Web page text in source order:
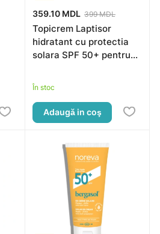
359.10 MDL 399 MDL
Topicrem Laptisor
hidratant cu protectia
solara SPF 50+ pentru
În stoc
Adaugă in coş